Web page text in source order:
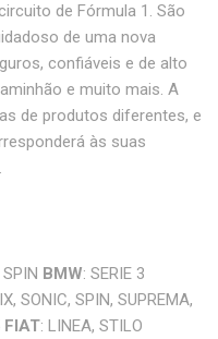
de Fórmula 1. São
de uma nova
confiáveis ​​e de alto
e muito mais. A
de produtos diferentes, e
às suas
BMW: SERIE 3
SONIC, SPIN, SUPREMA,
FIAT: LINEA, STILO